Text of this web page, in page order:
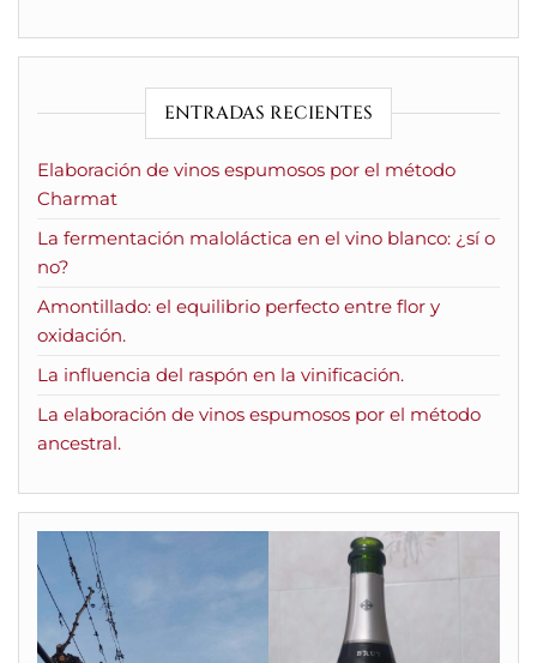
ENTRADAS RECIENTES
Elaboración de vinos espumosos por el método
Charmat
La fermentación maloláctica en el vino blanco: ¿sí o
no?
Amontillado: el equilibrio perfecto entre flor y
oxidación.
La influencia del raspón en la vinificación.
La elaboración de vinos espumosos por el método
ancestral.